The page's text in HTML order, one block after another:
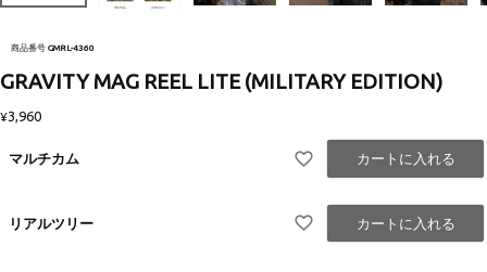
商品番号 GMRL-4360
GRAVITY MAG REEL LITE (MILITARY EDITION)
¥3,960
マルチカム カートに入れる
リアルツリー カートに入れる